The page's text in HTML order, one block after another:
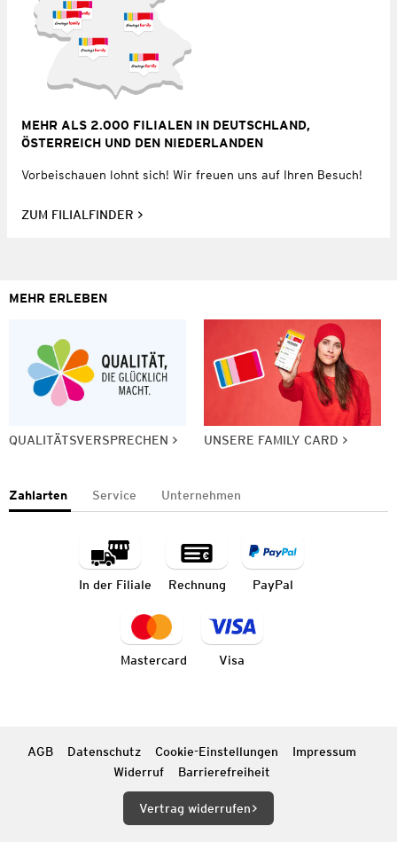
MEHR ALS 2.000 FILIALEN IN DEUTSCHLAND,
ÖSTERREICH UND DEN NIEDERLANDEN
Vorbeischauen lohnt sich! Wir freuen uns auf Ihren Besuch!
ZUM FILIALFINDER
MEHR ERLEBEN
QUALITÄTSVERSPRECHEN UNSERE FAMILY CARD
Zahlarten Service Unternehmen
In der Filiale Rechnung PayPal
Mastercard Visa
AGB Datenschutz Cookie-Einstellungen
Impressum
Widerruf
Barrierefreiheit
Vertrag widerrufen